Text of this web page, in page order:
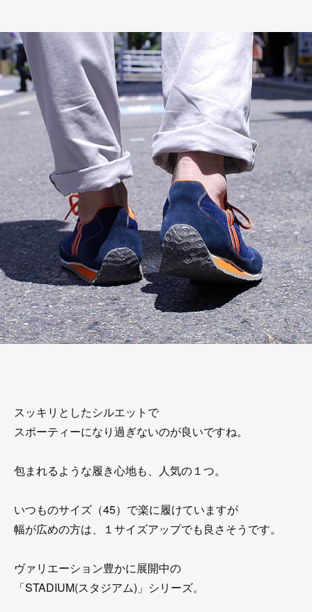
スッキリとしたシルエットで
スポーティーになり過ぎないのが良いですね。
包まれるような履き心地も、人気の１つ。
いつものサイズ（45）で楽に履けていますが
幅が広めの方は、１サイズアップでも良さそうです。
ヴァリエーション豊かに展開中の
「STADIUM(スタジアム)」シリーズ。